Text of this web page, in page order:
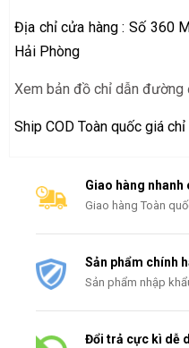
Địa chỉ cửa hàng : Số 360
Hải Phòng
Xem bản đồ chỉ dẫn đường
Ship COD Toàn quốc giá
Giao hàng nhanh
Giao hàng Toàn
Sản phẩm chính
Sản phẩm nhập
Đổi trả cực kì dễ